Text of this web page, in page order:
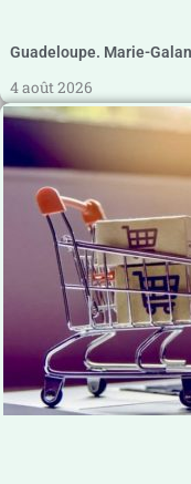
Guadeloupe. Marie-
4 août 2026